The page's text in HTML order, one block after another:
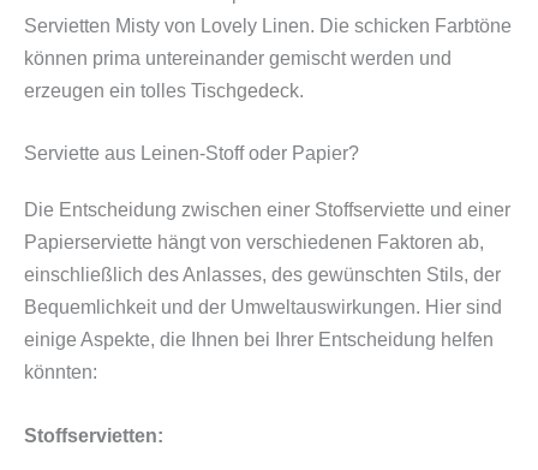
Servietten Misty von Lovely Linen. Die schicken Farbtöne
können prima untereinander gemischt werden und
erzeugen ein tolles Tischgedeck.
Serviette aus Leinen-Stoff oder Papier?
Die Entscheidung zwischen einer Stoffserviette und einer
Papierserviette hängt von verschiedenen Faktoren ab,
einschließlich des Anlasses, des gewünschten Stils, der
Bequemlichkeit und der Umweltauswirkungen. Hier sind
einige Aspekte, die Ihnen bei Ihrer Entscheidung helfen
könnten:
Stoffservietten: